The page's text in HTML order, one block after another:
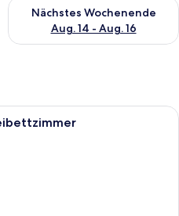
Wochenende, Aug. 7
Nächstes Wochenende
Aug. 14 - Aug. 16
Überprüfe die Verfügbarkeit
Ein Doppelbett mit Holz-Kopfteil,